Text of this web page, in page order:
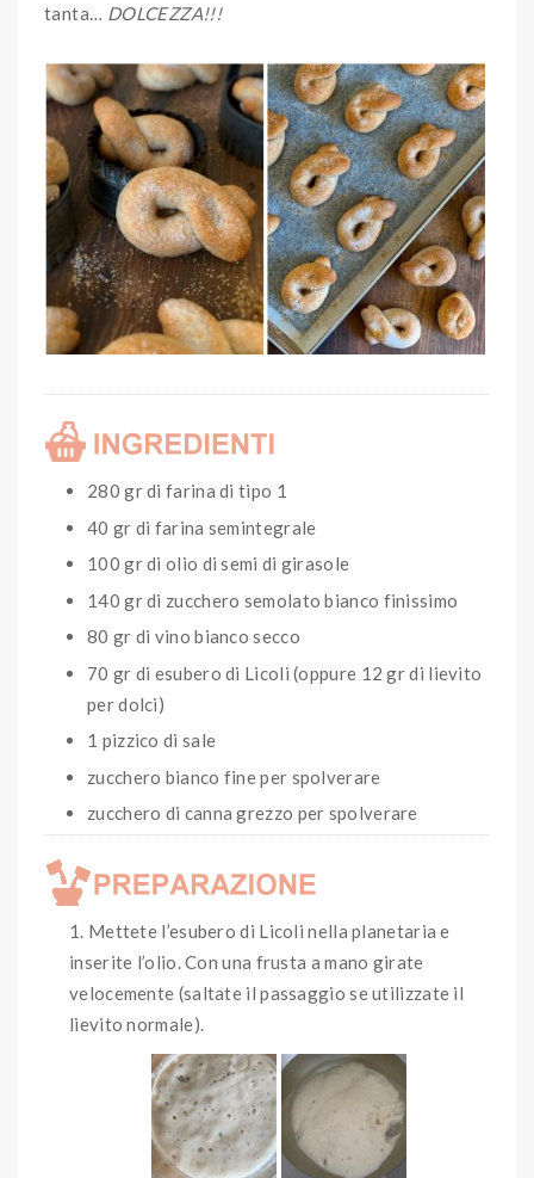
tanta… DOLCEZZA!!!
280 gr di farina di tipo 1
40 gr di farina semintegrale
100 gr di olio di semi di girasole
140 gr di zucchero semolato bianco finissimo
80 gr di vino bianco secco
70 gr di esubero di Licoli (oppure 12 gr di lievito
per dolci)
1 pizzico di sale
zucchero bianco fine per spolverare
zucchero di canna grezzo per spolverare
Mettete l’esubero di Licoli nella planetaria e
inserite l’olio. Con una frusta a mano girate
velocemente (saltate il passaggio se utilizzate il
lievito normale).